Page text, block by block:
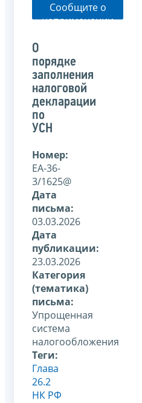
Сообщите о
неприменении
указанного
письма
О
порядке
заполнения
налоговой
декларации
по
УСН
Номер:
ЕА-36-
3/1625@
Дата
письма:
03.03.2026
Дата
публикации:
23.03.2026
Категория
(тематика)
письма:
Упрощенная
система
налогообложения
Теги:
Глава
26.2
НК РФ